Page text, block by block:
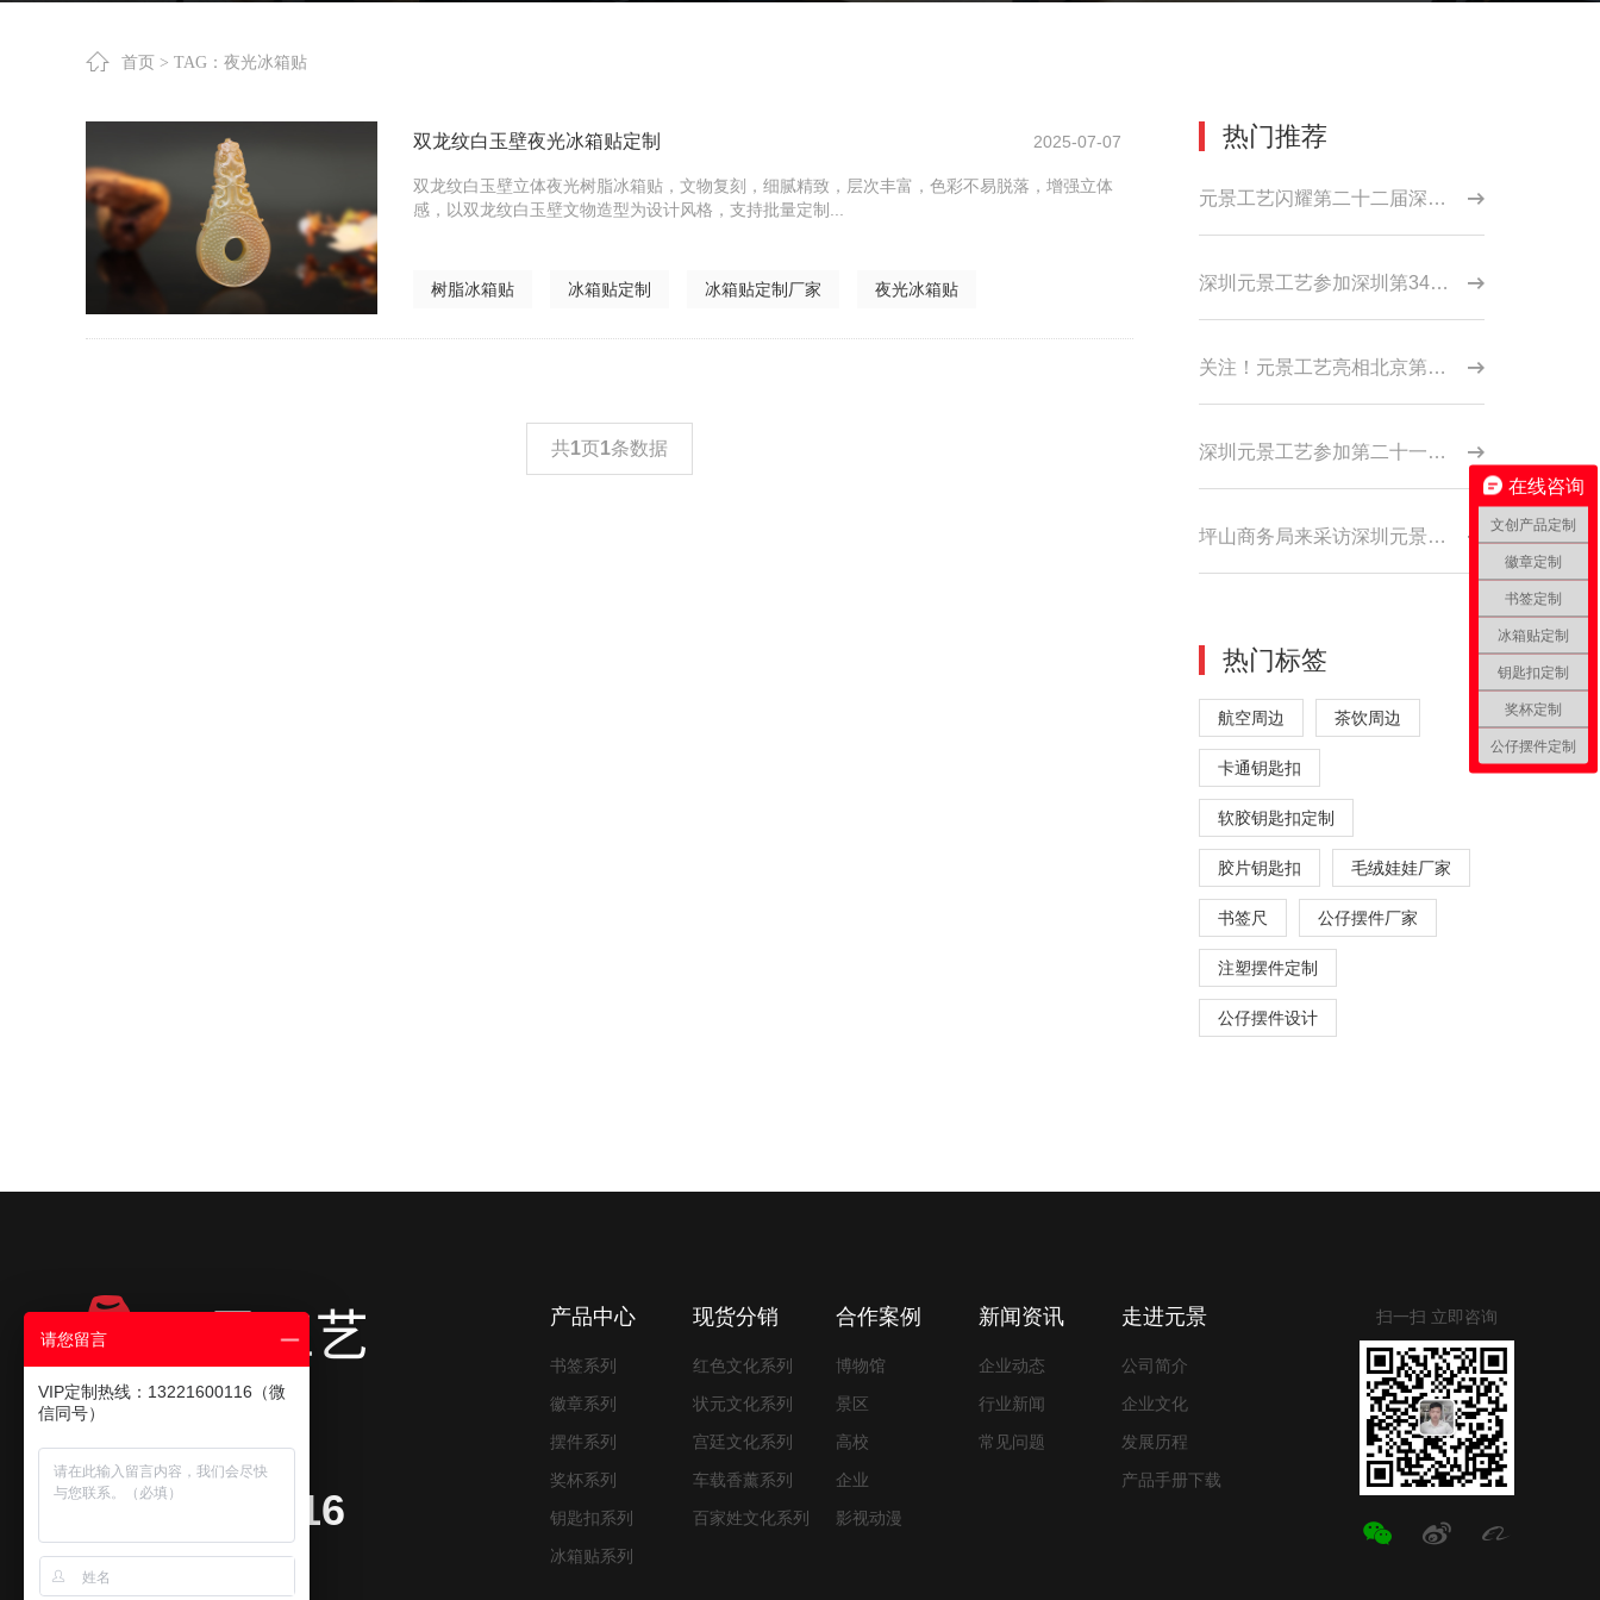
首页 > TAG：夜光冰箱贴
双龙纹白玉壁夜光冰箱贴定制 2025-07-07
双龙纹白玉壁立体夜光树脂冰箱贴，文物复刻，细腻精致，层次丰富，色彩不易脱落，增强立体
感，以双龙纹白玉壁文物造型为设计风格，支持批量定制...
树脂冰箱贴 冰箱贴定制 冰箱贴定制厂家 夜光冰箱贴
共1页1条数据
热门推荐
元景工艺闪耀第二十二届深圳文博会坪山展区
深圳元景工艺参加深圳第34届礼品展
关注！元景工艺亮相北京第52届礼品展
深圳元景工艺参加第二十一届文博会
坪山商务局来采访深圳元景工艺品
热门标签
航空周边 茶饮周边
卡通钥匙扣
软胶钥匙扣定制
胶片钥匙扣 毛绒娃娃厂家
书签尺 公仔摆件厂家
注塑摆件定制
公仔摆件设计
咨询热线
13221600116
产品中心
书签系列
徽章系列
摆件系列
奖杯系列
钥匙扣系列
冰箱贴系列
现货分销
红色文化系列
状元文化系列
宫廷文化系列
车载香薰系列
百家姓文化系列
合作案例
博物馆
景区
高校
企业
影视动漫
新闻资讯
企业动态
行业新闻
常见问题
走进元景
公司简介
企业文化
发展历程
产品手册下载
扫一扫 立即咨询
在线咨询
文创产品定制
徽章定制
书签定制
冰箱贴定制
钥匙扣定制
奖杯定制
公仔摆件定制
请您留言
VIP定制热线：13221600116（微
信同号）